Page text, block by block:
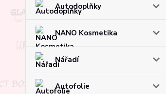
Autodoplňky
NANO Kosmetika
Nářadí
Autofolie